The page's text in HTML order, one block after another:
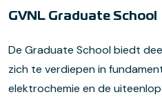
GVNL Graduate School
De Graduate School biedt
zich te verdiepen in
elektrochemie en de